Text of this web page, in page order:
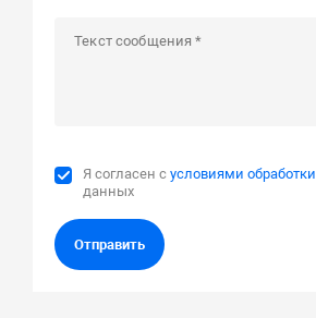
Я согласен сусловиями обработки
данных
Отправить